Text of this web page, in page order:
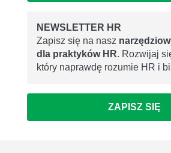
NEWSLETTER HR
Zapisz się na nasz
dla praktyków HR. Rozwijaj
który naprawdę rozumie HR i
ZAPISZ SIĘ